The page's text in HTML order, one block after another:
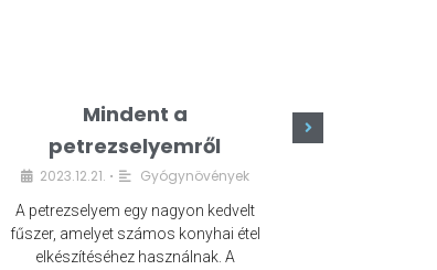
Mindent a
petrezselyemről
2023.12.21. • Gyógynövények
A petrezselyem egy nagyon kedvelt
fűszer, amelyet számos konyhai étel
elkészítéséhez használnak. A